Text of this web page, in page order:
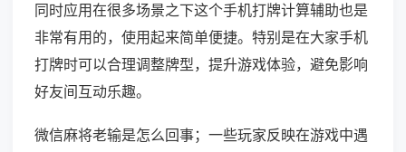
同时应用在很多场景之下这个手机打牌计算辅助也是
非常有用的，使用起来简单便捷。特别是在大家手机
打牌时可以合理调整牌型，提升游戏体验，避免影响
好友间互动乐趣。
微信麻将老输是怎么回事；一些玩家反映在游戏中遇